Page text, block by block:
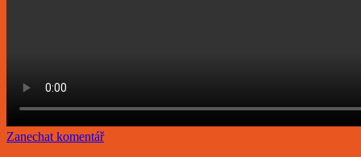
Zanechat komentář